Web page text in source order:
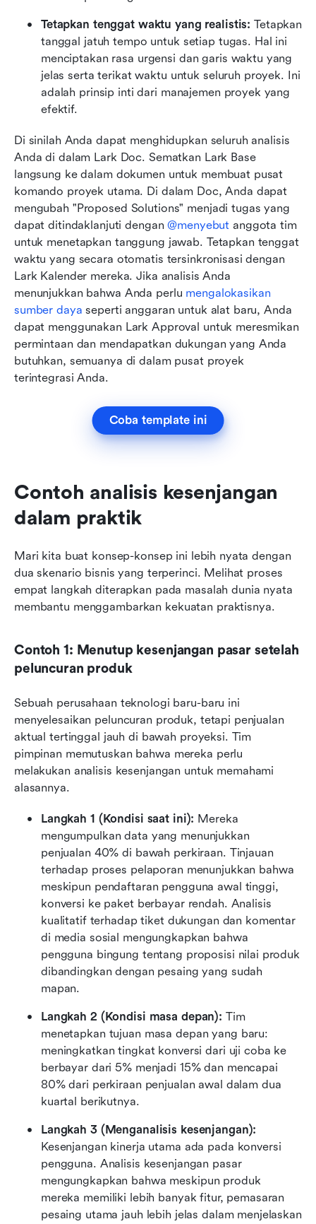
Tetapkan tenggat waktu yang realistis: Tetapkan
tanggal jatuh tempo untuk setiap tugas. Hal ini
menciptakan rasa urgensi dan garis waktu yang
jelas serta terikat waktu untuk seluruh proyek. Ini
adalah prinsip inti dari manajemen proyek yang
efektif.
Di sinilah Anda dapat menghidupkan seluruh analisis
Anda di dalam Lark Doc. Sematkan Lark Base
langsung ke dalam dokumen untuk membuat pusat
komando proyek utama. Di dalam Doc, Anda dapat
mengubah "Proposed Solutions" menjadi tugas yang
dapat ditindaklanjuti dengan @menyebut anggota tim
untuk menetapkan tanggung jawab. Tetapkan tenggat
waktu yang secara otomatis tersinkronisasi dengan
Lark Kalender mereka. Jika analisis Anda
menunjukkan bahwa Anda perlu mengalokasikan
sumber daya seperti anggaran untuk alat baru, Anda
dapat menggunakan Lark Approval untuk meresmikan
permintaan dan mendapatkan dukungan yang Anda
butuhkan, semuanya di dalam pusat proyek
terintegrasi Anda.
Coba template ini
Contoh analisis kesenjangan
dalam praktik
Mari kita buat konsep-konsep ini lebih nyata dengan
dua skenario bisnis yang terperinci. Melihat proses
empat langkah diterapkan pada masalah dunia nyata
membantu menggambarkan kekuatan praktisnya.
Contoh 1: Menutup kesenjangan pasar setelah
peluncuran produk
Sebuah perusahaan teknologi baru-baru ini
menyelesaikan peluncuran produk, tetapi penjualan
aktual tertinggal jauh di bawah proyeksi. Tim
pimpinan memutuskan bahwa mereka perlu
melakukan analisis kesenjangan untuk memahami
alasannya.
Langkah 1 (Kondisi saat ini): Mereka
mengumpulkan data yang menunjukkan
penjualan 40% di bawah perkiraan. Tinjauan
terhadap proses pelaporan menunjukkan bahwa
meskipun pendaftaran pengguna awal tinggi,
konversi ke paket berbayar rendah. Analisis
kualitatif terhadap tiket dukungan dan komentar
di media sosial mengungkapkan bahwa
pengguna bingung tentang proposisi nilai produk
dibandingkan dengan pesaing yang sudah
mapan.
Langkah 2 (Kondisi masa depan): Tim
menetapkan tujuan masa depan yang baru:
meningkatkan tingkat konversi dari uji coba ke
berbayar dari 5% menjadi 15% dan mencapai
80% dari perkiraan penjualan awal dalam dua
kuartal berikutnya.
Langkah 3 (Menganalisis kesenjangan):
Kesenjangan kinerja utama ada pada konversi
pengguna. Analisis kesenjangan pasar
mengungkapkan bahwa meskipun produk
mereka memiliki lebih banyak fitur, pemasaran
pesaing utama jauh lebih jelas dalam menjelaskan